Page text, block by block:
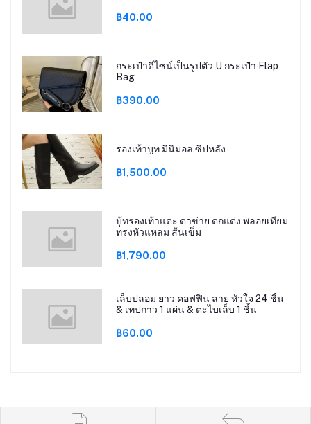
฿40.00
กระเป๋าดีไซน์เป็นรูปตัว U กระเป๋า Flap
Bag
฿390.00
รองเท้าบูท มินิมอล ซิปหลัง
฿1,500.00
บู้ทรองเท้าแตะ ตาข่าย ตกแต่ง พลอยเทียม
ทรงหัวแหลม ส้นเข็ม
฿1,790.00
เล็บปลอม ยาว คอฟฟิน ลาย หัวใจ 24 ชิ้น
& เทปกาว 1 แผ่น & ตะไบเล็บ 1 ชิ้น
฿60.00